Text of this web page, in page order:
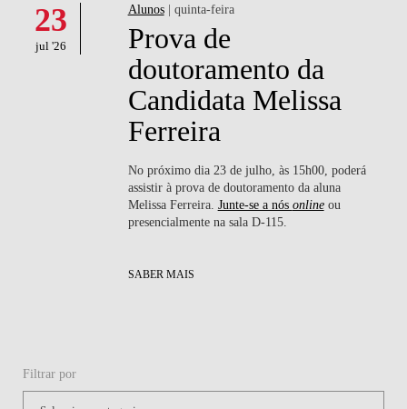
DOCENTES E INVESTIGAÇÃO
COMUNIDADE
LIFE AT NOVA SBE
WHAT'S HAPPENING
23
jul '26
Alunos| quinta-feira
Prova de
doutoramento da
Candidata Melissa
Ferreira
No próximo dia 23 de julho, às 15h00, poderá
assistir à prova de doutoramento da aluna
Melissa Ferreira. Junte-se a nós onlineou
presencialmente na sala D-115.
SABER MAIS
Filtrar por